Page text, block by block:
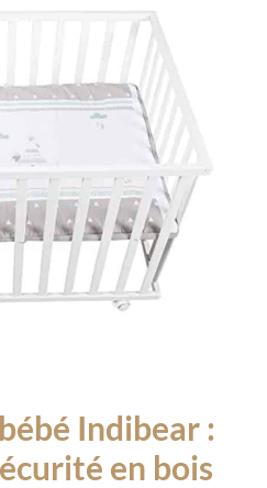
Indibear :
en bois